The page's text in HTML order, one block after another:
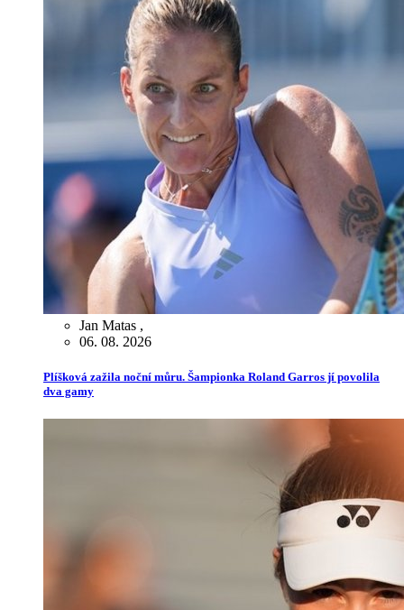
Jan Matas ,
06. 08. 2026
Plíšková zažila noční můru. Šampionka Roland Garros jí povolila
dva gamy